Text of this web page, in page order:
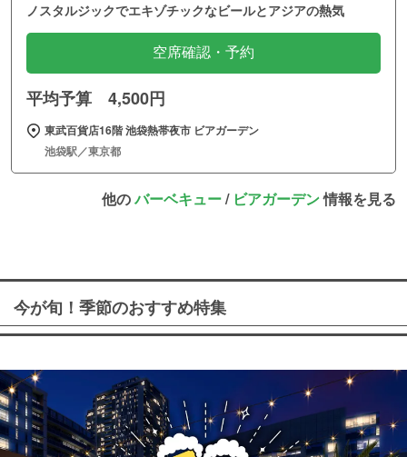
ノスタルジックでエキゾチックなビールとアジアの熱気
空席確認・予約
平均予算 4,500円
東武百貨店16階 池袋熱帯夜市 ビアガーデン
池袋駅／東京都
他のバーベキュー/ ビアガーデン情報を見る
今が旬！季節のおすすめ特集